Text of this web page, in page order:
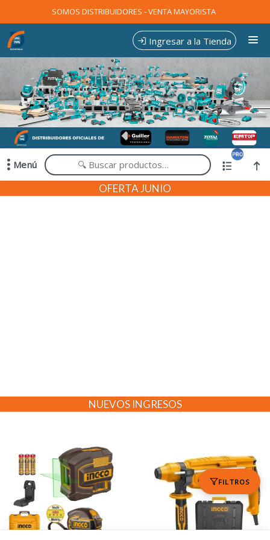
SOMOS DISTRIBUIDORES - VENTA MAYORISTA
Ingresar a la Tienda
CÓMO COMPRAR
CONTACTO
Menú
Comprá online productos de en EXPOTOOLS
FILTROS
OFERTA JUNIO
NUEVOS INGRESOS